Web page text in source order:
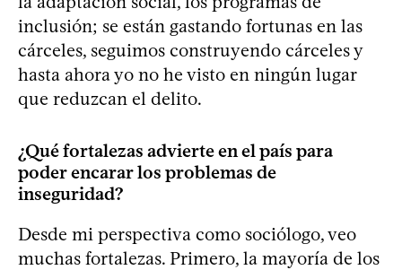
inclusión; se están gastando fortunas en las
cárceles, seguimos construyendo cárceles y
hasta ahora yo no he visto en ningún lugar
que reduzcan el delito.
¿Qué fortalezas advierte en el país para
poder encarar los problemas de
inseguridad?
Desde mi perspectiva como sociólogo, veo
muchas fortalezas. Primero, la mayoría de los